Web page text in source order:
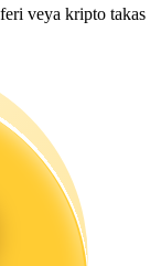
veya kripto takas